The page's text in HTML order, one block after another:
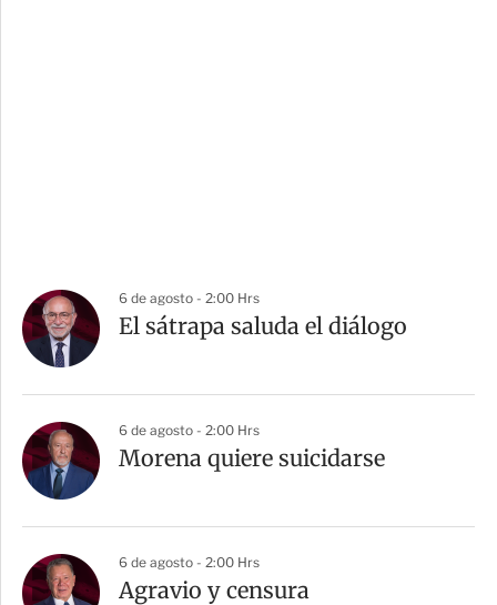
6 de agosto - 2:00 Hrs
El sátrapa saluda el diálogo
6 de agosto - 2:00 Hrs
Morena quiere suicidarse
6 de agosto - 2:00 Hrs
Agravio y censura